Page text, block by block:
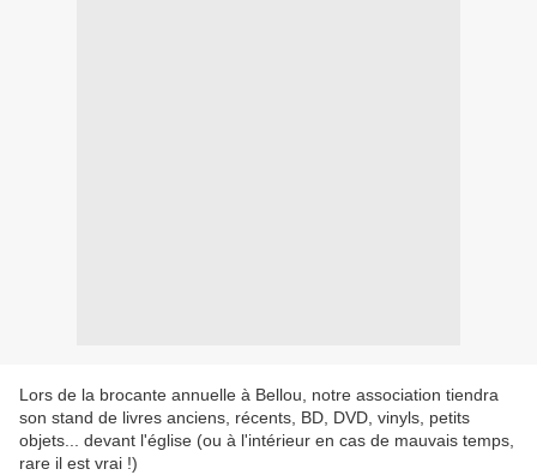
Lors de la brocante annuelle à Bellou, notre association tiendra
son stand de livres anciens, récents, BD, DVD, vinyls, petits
objets... devant l'église (ou à l'intérieur en cas de mauvais temps,
rare il est vrai !)